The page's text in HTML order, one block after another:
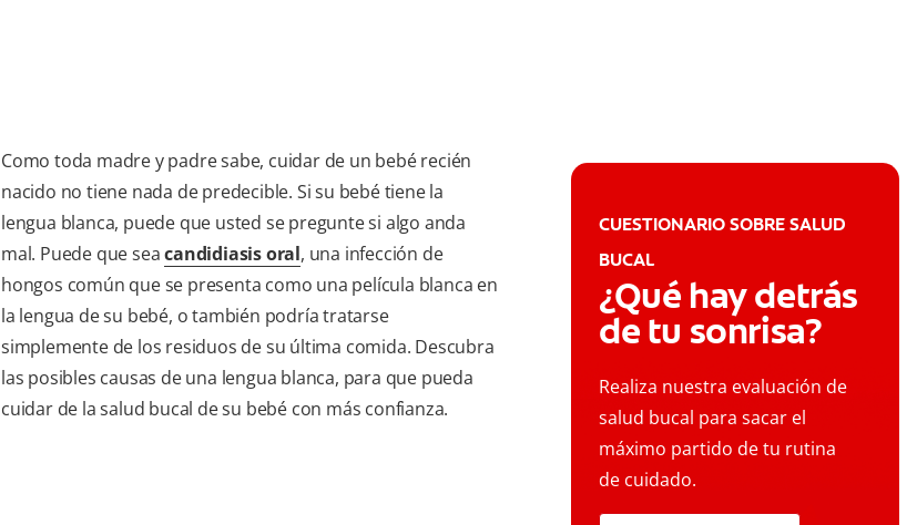
Como toda madre y padre sabe, cuidar de un bebé recién
nacido no tiene nada de predecible. Si su bebé tiene la
lengua blanca, puede que usted se pregunte si algo anda
mal. Puede que seacandidiasis oral, una infección de
hongos común que se presenta como una película blanca en
la lengua de su bebé, o también podría tratarse
simplemente de los residuos de su última comida. Descubra
las posibles causas de una lengua blanca, para que pueda
cuidar de la salud bucal de su bebé con más confianza.
CUESTIONARIO SOBRE SALUD
BUCAL
¿Qué hay detrás
de tu sonrisa?
Realiza nuestra evaluación de
salud bucal para sacar el
máximo partido de tu rutina
de cuidado.